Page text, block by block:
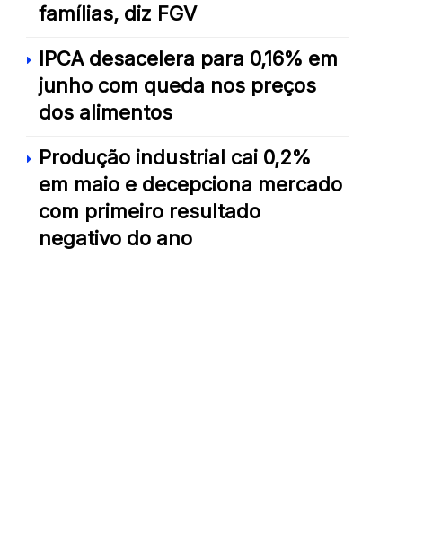
famílias, diz FGV
IPCA desacelera para 0,16% em
junho com queda nos preços
dos alimentos
Produção industrial cai 0,2%
em maio e decepciona mercado
com primeiro resultado
negativo do ano